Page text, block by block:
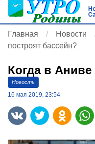
Главная Новости
построят бассейн?
Когда в Аниве
Новость
16 мая 2019, 23:54